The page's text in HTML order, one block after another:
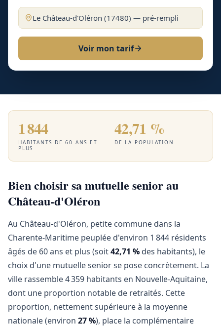
Le Château-d'Oléron (17480) — pré-rempli
Voir mon tarif
1 844
HABITANTS DE 60 ANS ET
PLUS
42,71 %
DE LA POPULATION
Bien choisir sa mutuelle senior au
Château-d'Oléron
Au Château-d'Oléron, petite commune dans la
Charente-Maritime peuplée d'environ 1 844 résidents
âgés de 60 ans et plus (soit42,71 % des habitants), le
choix d'une mutuelle senior se pose concrètement. La
ville rassemble 4 359 habitants en Nouvelle-Aquitaine,
dont une proportion notable de retraités. Cette
proportion, nettement supérieure à la moyenne
nationale (environ 27 %), place la complémentaire